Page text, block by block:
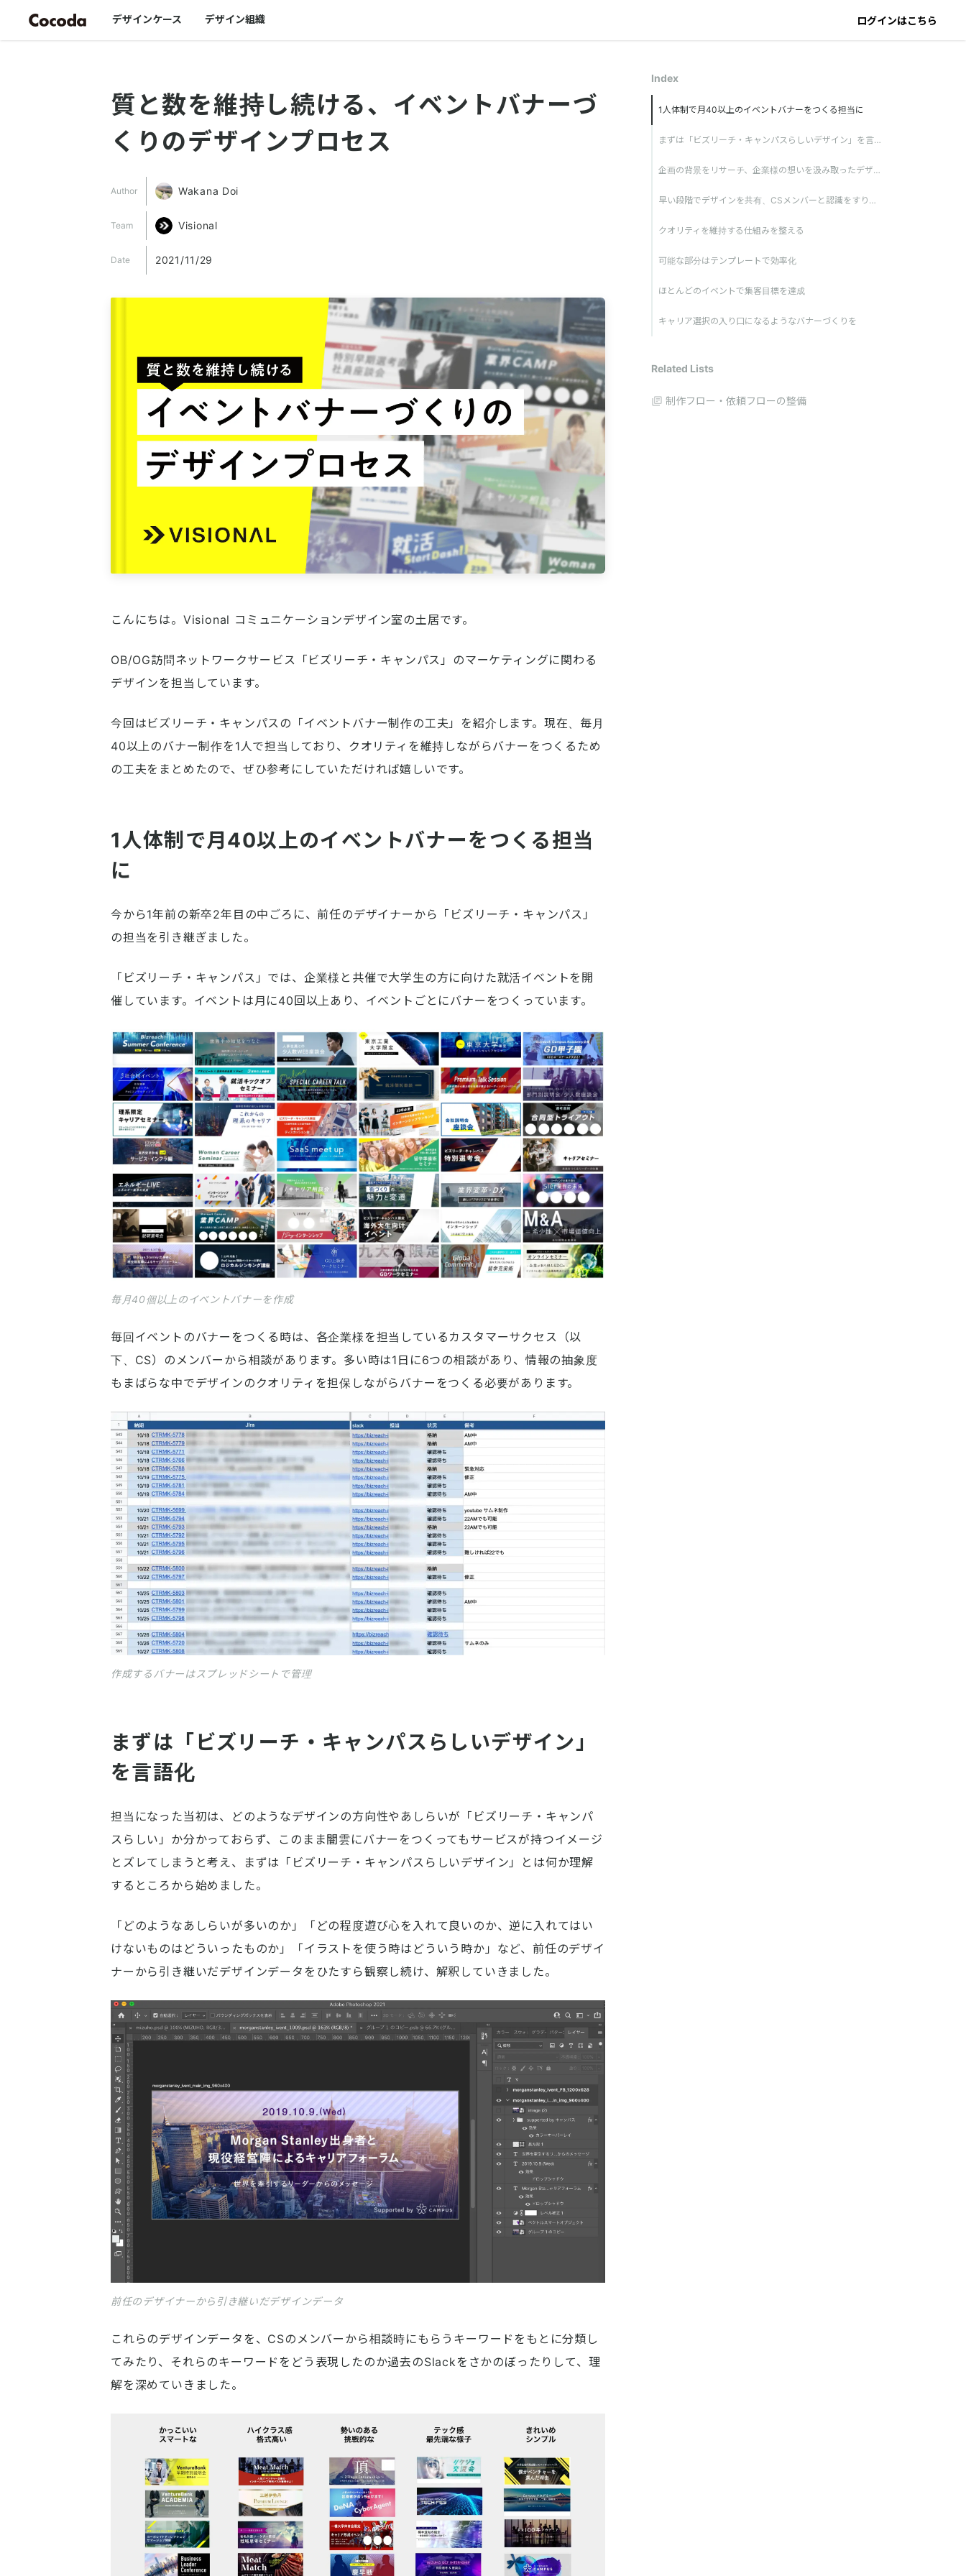
デザインケース デザイン組織 ログインはこちら
質と数を維持し続ける、イベントバナーづ
くりのデザインプロセス
Author Wakana Doi
Team Visional
Date 2021/11/29
こんにちは。Visional コミュニケーションデザイン室の土居です。
OB/OG訪問ネットワークサービス「ビズリーチ・キャンパス」のマーケティングに関わる
デザインを担当しています。
今回はビズリーチ・キャンパスの「イベントバナー制作の工夫」を紹介します。現在、毎月
40以上のバナー制作を1人で担当しており、クオリティを維持しながらバナーをつくるため
の工夫をまとめたので、ぜひ参考にしていただければ嬉しいです。
1人体制で月40以上のイベントバナーをつくる担当
に
今から1年前の新卒2年目の中ごろに、前任のデザイナーから「ビズリーチ・キャンパス」
の担当を引き継ぎました。
「ビズリーチ・キャンパス」では、企業様と共催で大学生の方に向けた就活イベントを開
催しています。イベントは月に40回以上あり、イベントごとにバナーをつくっています。
毎月40個以上のイベントバナーを作成
毎回イベントのバナーをつくる時は、各企業様を担当しているカスタマーサクセス（以
下、CS）のメンバーから相談があります。多い時は1日に6つの相談があり、情報の抽象度
もまばらな中でデザインのクオリティを担保しながらバナーをつくる必要があります。
作成するバナーはスプレッドシートで管理
まずは「ビズリーチ・キャンパスらしいデザイン」
を言語化
担当になった当初は、どのようなデザインの方向性やあしらいが「ビズリーチ・キャンパ
スらしい」か分かっておらず、このまま闇雲にバナーをつくってもサービスが持つイメージ
とズレてしまうと考え、まずは「ビズリーチ・キャンパスらしいデザイン」とは何か理解
するところから始めました。
「どのようなあしらいが多いのか」「どの程度遊び心を入れて良いのか、逆に入れてはい
けないものはどういったものか」「イラストを使う時はどういう時か」など、前任のデザイ
ナーから引き継いだデザインデータをひたすら観察し続け、解釈していきました。
前任のデザイナーから引き継いだデザインデータ
これらのデザインデータを、CSのメンバーから相談時にもらうキーワードをもとに分類し
てみたり、それらのキーワードをどう表現したのか過去のSlackをさかのぼったりして、理
解を深めていきました。
Index
1人体制で月40以上のイベントバナーをつくる担当に
まずは「ビズリーチ・キャンパスらしいデザイン」を言語化
企画の背景をリサーチ、企業様の想いを汲み取ったデザインに
早い段階でデザインを共有、CSメンバーと認識をすり合わせながら進める
クオリティを維持する仕組みを整える
可能な部分はテンプレートで効率化
ほとんどのイベントで集客目標を達成
キャリア選択の入り口になるようなバナーづくりを
Related Lists
制作フロー・依頼フローの整備